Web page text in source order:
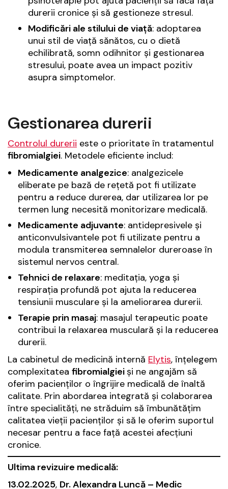
durerii cronice și să gestioneze stresul.
Modificări ale stilului de viață: adoptarea
unui stil de viață sănătos, cu o dietă
echilibrată, somn odihnitor și gestionarea
stresului, poate avea un impact pozitiv
asupra simptomelor.
Gestionarea durerii
Controlul durerii este o prioritate în tratamentul
fibromialgiei. Metodele eficiente includ:
Medicamente analgezice: analgezicele
eliberate pe bază de rețetă pot fi utilizate
pentru a reduce durerea, dar utilizarea lor pe
termen lung necesită monitorizare medicală.
Medicamente adjuvante: antidepresivele și
anticonvulsivantele pot fi utilizate pentru a
modula transmiterea semnalelor dureroase în
sistemul nervos central.
Tehnici de relaxare: meditația, yoga și
respirația profundă pot ajuta la reducerea
tensiunii musculare și la ameliorarea durerii.
Terapie prin masaj: masajul terapeutic poate
contribui la relaxarea musculară și la reducerea
durerii.
La cabinetul de medicină internă Elytis, înțelegem
complexitatea fibromialgieiși ne angajăm să
oferim pacienților o îngrijire medicală de înaltă
calitate. Prin abordarea integrată și colaborarea
între specialități, ne străduim să îmbunătățim
calitatea vieții pacienților și să le oferim suportul
necesar pentru a face față acestei afecțiuni
cronice.
Ultima revizuire medicală:
13.02.2025, Dr. Alexandra Luncă – Medic